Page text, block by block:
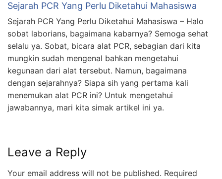
Sejarah PCR Yang Perlu Diketahui Mahasiswa
Sejarah PCR Yang Perlu Diketahui Mahasiswa – Halo
sobat laborians, bagaimana kabarnya? Semoga sehat
selalu ya. Sobat, bicara alat PCR, sebagian dari kita
mungkin sudah mengenal bahkan mengetahui
kegunaan dari alat tersebut. Namun, bagaimana
dengan sejarahnya? Siapa sih yang pertama kali
menemukan alat PCR ini? Untuk mengetahui
jawabannya, mari kita simak artikel ini ya.
Leave a Reply
Your email address will not be published. Required